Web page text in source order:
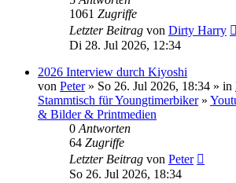
1061 Zugriffe
Letzter Beitrag von Dirty Harry
Di 28. Jul 2026, 12:34
2026 Interview durch Kiyoshi
von Peter» So 26. Jul 2026, 18:34 » in
Stammtisch für Youngtimerbiker»
& Bilder & Printmedien
0 Antworten
64 Zugriffe
Letzter Beitrag von Peter
So 26. Jul 2026, 18:34